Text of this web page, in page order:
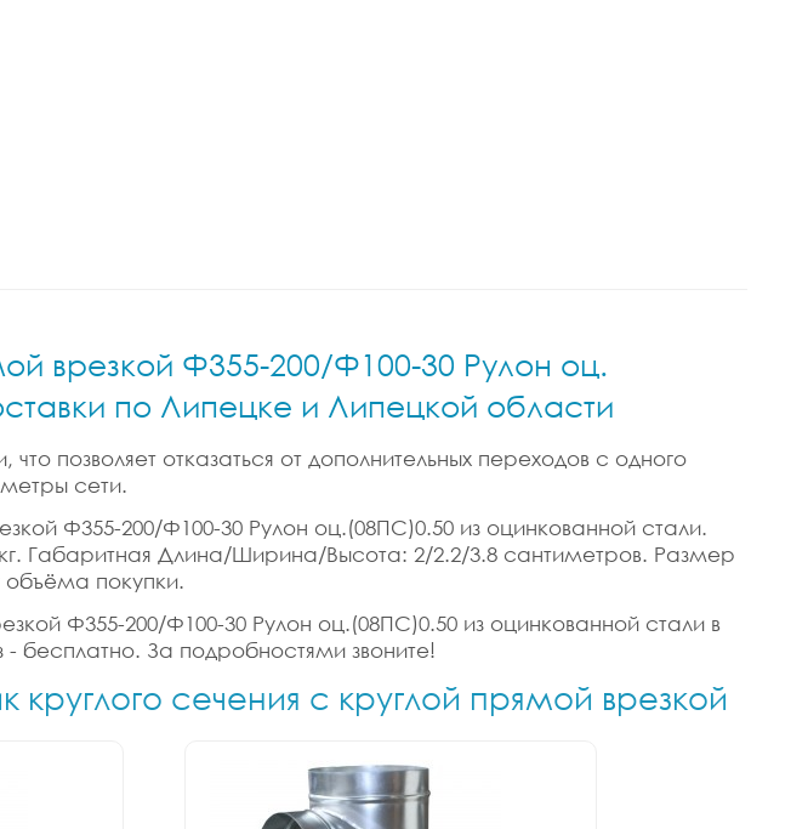
врезкой Ф355-200/Ф100-30 Рулон оц.
по Липецке и Липецкой области
позволяет отказаться от дополнительных переходов с одного
сети.
Ф355-200/Ф100-30 Рулон оц.(08ПС)0.50 из оцинкованной стали.
Габаритная Длина/Ширина/Высота: 2/2.2/3.8 сантиметров. Размер
объёма покупки.
Ф355-200/Ф100-30 Рулон оц.(08ПС)0.50 из оцинкованной стали в
бесплатно. За подробностями звоните!
сечения с круглой прямой врезкой